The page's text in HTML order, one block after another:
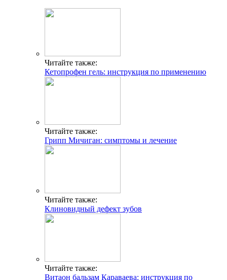
Читайте также:
Кетопрофен гель: инструкция по применению
Читайте также:
Грипп Мичиган: симптомы и лечение
Читайте также:
Клиновидный дефект зубов
Читайте также:
Витаон бальзам Караваева: инструкция по